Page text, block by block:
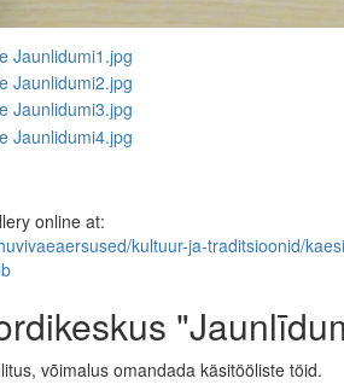
online at:
kultuur-ja-traditsioonid/
võimalus omandada käsitööliste töid.